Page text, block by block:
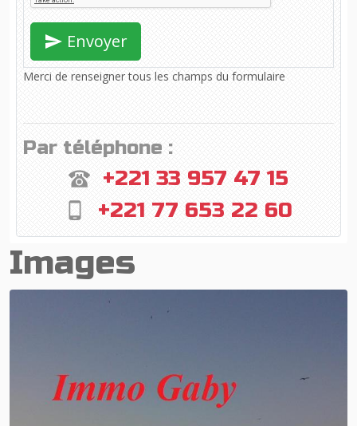
Envoyer
Merci de renseigner tous les champs du formulaire
Par téléphone :
+221 33 957 47 15
+221 77 653 22 60
Images